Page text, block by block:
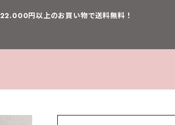
22.000円以上のお買い物で送料無料！